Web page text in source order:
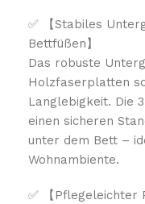
✅ 【Stabiles
Bettfüßen】
Das robuste
Holzfaserplatten
Langlebigkeit. Die
einen sicheren
unter dem Bett –
Wohnambiente.
✅ 【Pflegeleichter